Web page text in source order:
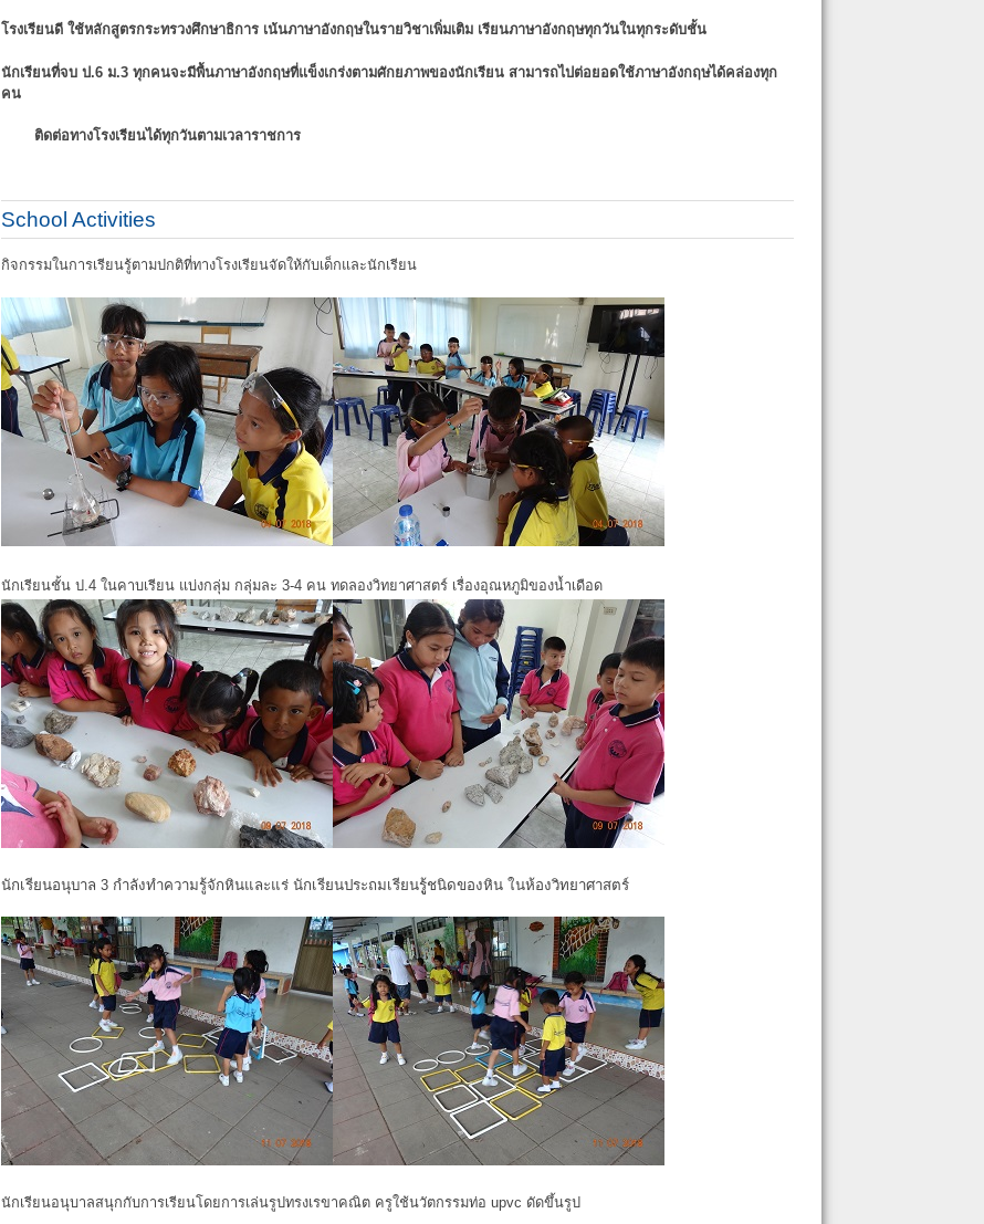
โรงเรียนดี ใช้หลักสูตรกระทรวงศึกษาธิการ เน้นภาษาอังกฤษในรายวิชาเพิ่มเติม เรียนภาษาอังกฤษทุกวันในทุกระดับชั้น
นักเรียนที่จบ ป.6 ม.3 ทุกคนจะมีพื้นภาษาอังกฤษที่แข็งเกร่งตามศักยภาพของนักเรียน สามารถไปต่อยอดใช้ภาษาอังกฤษได้คล่องทุก
คน
ติดต่อทางโรงเรียนได้ทุกวันตามเวลาราชการ
School Activities
กิจกรรมในการเรียนรู้ตามปกติที่ทางโรงเรียนจัดให้กับเด็กและนักเรียน
นักเรียนชั้น ป.4 ในคาบเรียน แบ่งกลุ่ม กลุ่มละ 3-4 คน ทดลองวิทยาศาสตร์ เรื่องอุณหภูมิของน้ำเดือด
นักเรียนอนุบาล 3 กำลังทำความรู้จักหินและแร่ นักเรียนประถมเรียนรูู้ชนิดของหิน ในห้องวิทยาศาสตร์
นักเรียนอนุบาลสนุกกับการเรียนโดยการเล่นรูปทรงเรขาคณิต ครูใช้นวัตกรรมท่อ upvc ดัดขึ้นรูป